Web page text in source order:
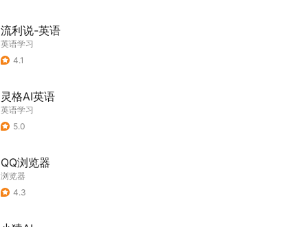
流利说-英语
英语学习
4.1
灵格AI英语
英语学习
5.0
QQ浏览器
浏览器
4.3